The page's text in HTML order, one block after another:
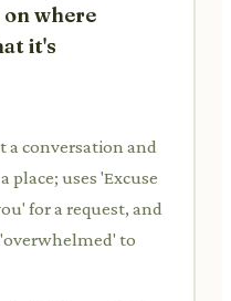
where
it's
a conversation and
place; uses 'Excuse
for a request, and
to